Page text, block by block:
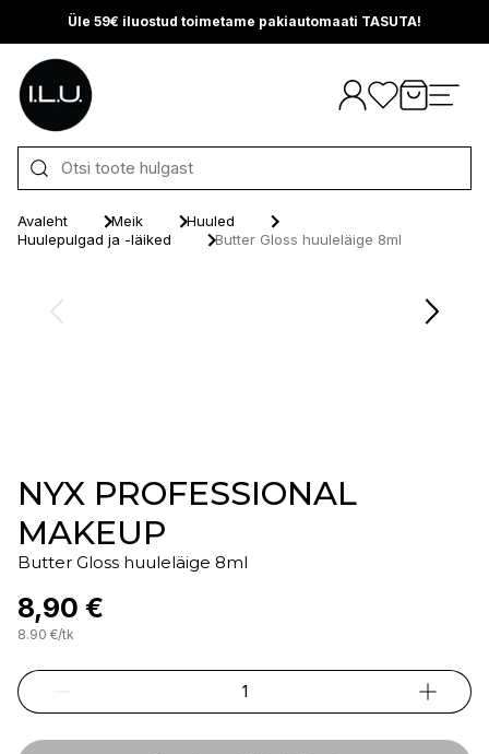
Üle 59€ iluostud toimetame pakiautomaati TASUTA!
Otse sisu juurde
Avaleht Meik
Huuled
Huulepulgad ja -läiked
Butter Gloss huuleläige 8ml
NYX PROFESSIONAL
MAKEUP
Butter Gloss huuleläige 8ml
8,90 €
8.90 €/tk